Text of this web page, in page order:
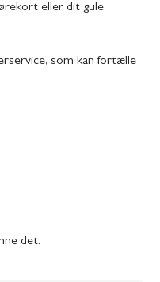
eller dit gule
som kan fortælle
det.